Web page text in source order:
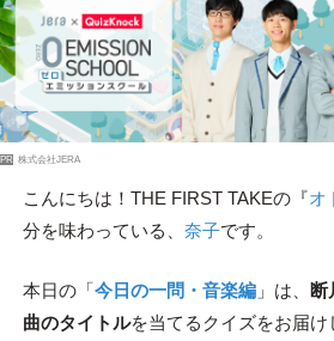
PR 株式会社JERA
こんにちは！THE FIRST TAKEの『オ
分を味わっている、 奈子です。
本日の「今日の一問・音楽編」は、 断
曲のタイトルを当てるクイズをお届け